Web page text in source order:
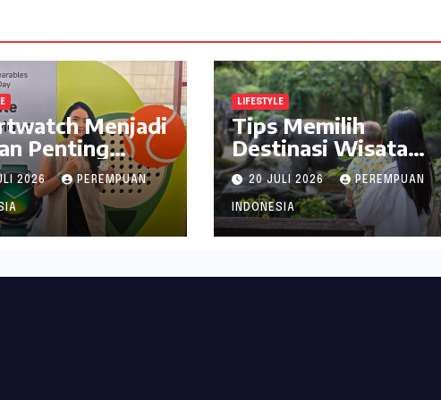
Menjadi
Penting
Kesehatan
2026 PEREMPUAN
LIFESTYLE
Tips Memilih
Destinasi Wisata
Seru di Jabodetabek
ala inDrive
20 JULI 2026 PEREMPUAN
INDONESIA